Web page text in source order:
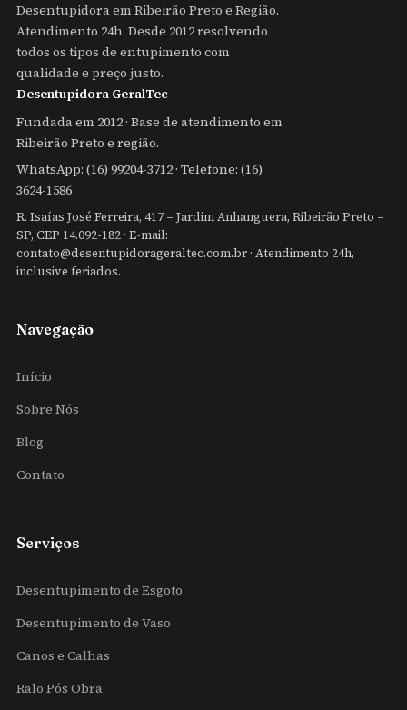
Desentupidora em Ribeirão Preto e Região.
Atendimento 24h. Desde 2012 resolvendo
todos os tipos de entupimento com
qualidade e preço justo.
Desentupidora GeralTec
Fundada em 2012 · Base de atendimento em
Ribeirão Preto e região.
WhatsApp: (16) 99204-3712· Telefone: (16)
3624-1586
R. Isaías José Ferreira, 417 – Jardim Anhanguera, Ribeirão Preto –
SP, CEP 14.092-182 · E-mail:
contato@desentupidorageraltec.com.br· Atendimento 24h,
inclusive feriados.
Navegação
Início
Sobre Nós
Blog
Contato
Serviços
Desentupimento de Esgoto
Desentupimento de Vaso
Canos e Calhas
Ralo Pós Obra